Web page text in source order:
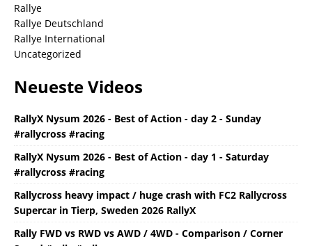
Rallye
Rallye Deutschland
Rallye International
Uncategorized
Neueste Videos
RallyX Nysum 2026 - Best of Action - day 2 - Sunday
#rallycross #racing
RallyX Nysum 2026 - Best of Action - day 1 - Saturday
#rallycross #racing
Rallycross heavy impact / huge crash with FC2 Rallycross
Supercar in Tierp, Sweden 2026 RallyX
Rally FWD vs RWD vs AWD / 4WD - Comparison / Corner